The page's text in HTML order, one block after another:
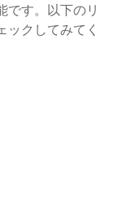
です。以下のリ
ックしてみてく